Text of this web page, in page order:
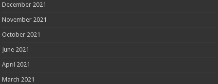
December 2021
November 2021
October 2021
June 2021
April 2021
March 2021